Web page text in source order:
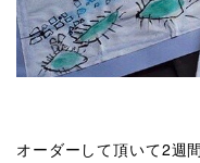
オーダーして頂いて2週